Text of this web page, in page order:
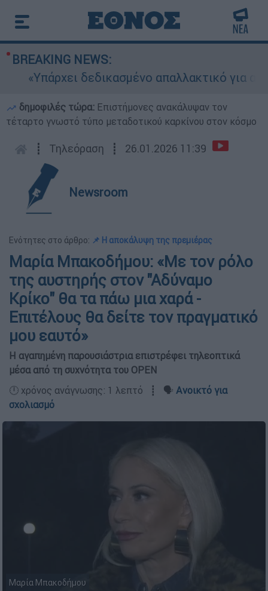
BREAKING NEWS:
«Υπάρχει δεδικασμένο απαλλακτικό για
δημοφιλές τώρα: Επιστήμονες ανακάλυψαν τον
τέταρτο γνωστό τύπο μεταδοτικού καρκίνου στον κόσμο
┋ Τηλεόραση ┋ 26.01.2026 11:39
Newsroom
Ενότητες στο άρθρο: 📌 Η αποκάλυψη της πρεμιέρας
Μαρία Μπακοδήμου: «Με τον ρόλο
της αυστηρής στον "Αδύναμο
Κρίκο" θα τα πάω μια χαρά -
Επιτέλους θα δείτε τον πραγματικό
μου εαυτό»
Η αγαπημένη παρουσιάστρια επιστρέφει τηλεοπτικά
μέσα από τη συχνότητα του OPEN
🕛 χρόνος ανάγνωσης: 1 λεπτό ┋ 🗣️ Ανοικτό για
σχολιασμό
Μαρία Μπακοδήμου